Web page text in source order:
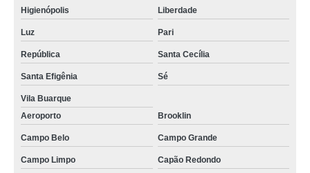
Higienópolis Liberdade
Luz Pari
República Santa Cecília
Santa Efigênia Sé
Vila Buarque
Aeroporto
Brooklin
Campo Belo Campo Grande
Campo Limpo Capão Redondo